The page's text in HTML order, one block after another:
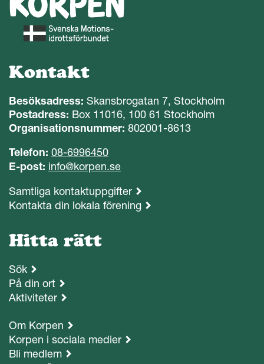
Kontakt
Besöksadress: Skansbrogatan 7, Stockholm
Postadress: Box 11016, 100 61 Stockholm
Organisationsnummer: 802001-8613
Telefon: 08-6996450
E-post: info@korpen.se
Samtliga kontaktuppgifter
Kontakta din lokala förening
Hitta rätt
Sök
På din ort
Aktiviteter
Om Korpen
Korpen i sociala medier
Bli medlem